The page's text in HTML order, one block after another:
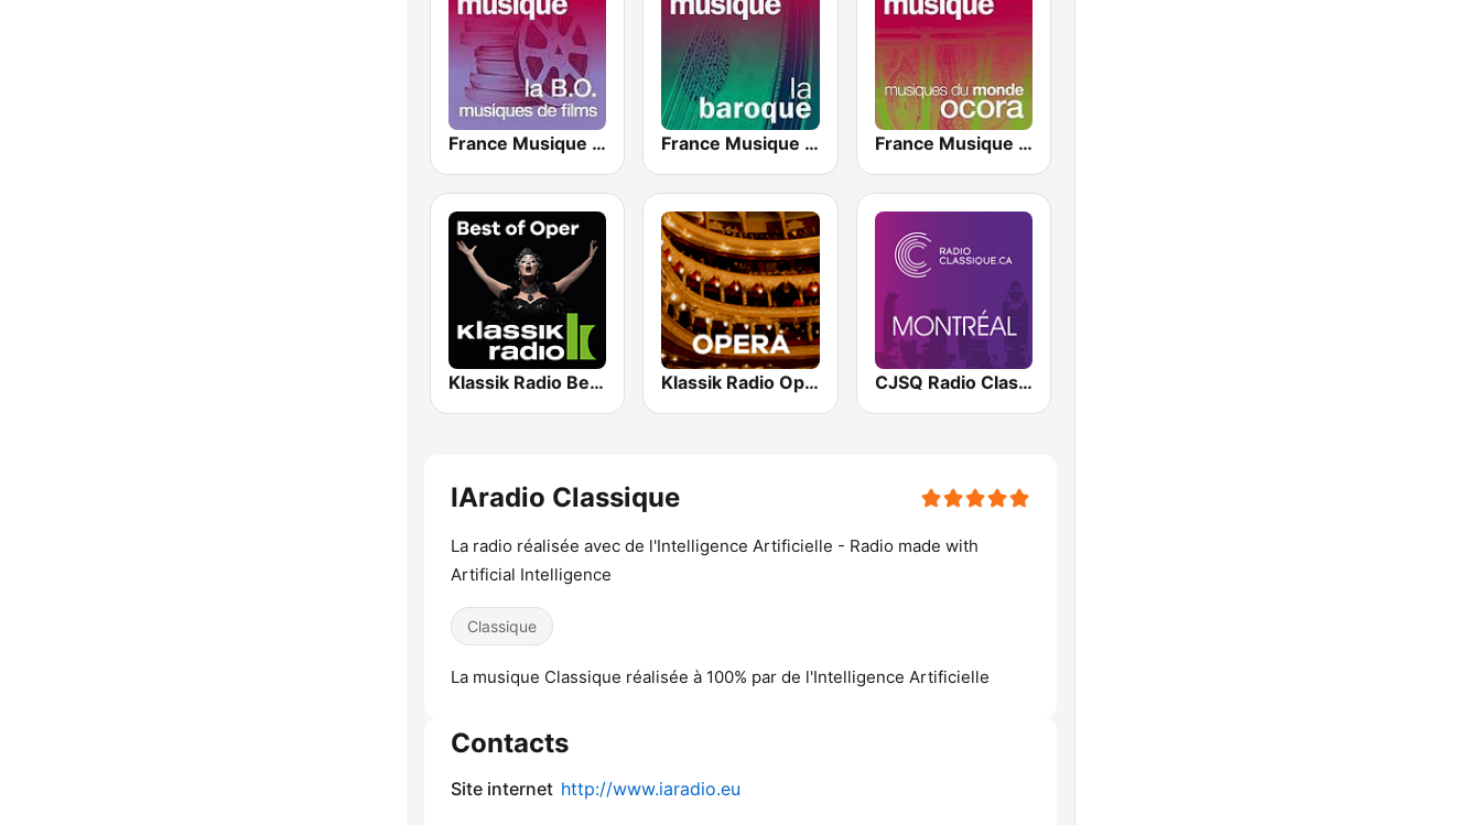
France Musique La B.O. Musiques de Films France Musique La Baroque France Musique Musiques du monde Ocora
Klassik Radio Best of Oper Klassik Radio Opera CJSQ Radio Classique Montréal 99.5
IAradio Classique
La radio réalisée avec de l'Intelligence Artificielle - Radio made with
Artificial Intelligence
Classique
La musique Classique réalisée à 100% par de l'Intelligence Artificielle
Contacts
Site internet http://www.iaradio.eu